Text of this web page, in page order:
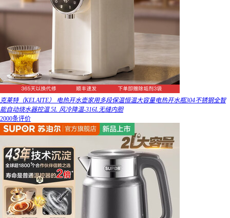
克莱特（KELAITE） 电热开水壶家用多段保温恒温大容量电热开水瓶304不锈钢全智
能自动烧水器控温 5L 风冷降温-316L无缝内胆
2000条评价